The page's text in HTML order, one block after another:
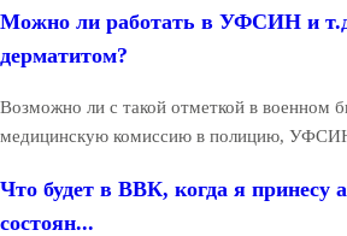
Можно ли работать в УФСИН и
дерматитом?
Возможно ли с такой отметкой в военном
медицинскую комиссию в полицию,
Что будет в ВВК, когда я принесу
состоян...